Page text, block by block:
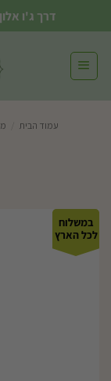
to
content
דרך ג'ו
עמוד הבית
במשלוח
לכל הארץ